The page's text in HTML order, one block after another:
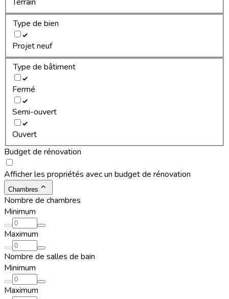
Type de bien
Projet neuf
Type de bâtiment
Fermé
Semi-ouvert
Ouvert
Budget de rénovation
Afficher les propriétés avec un budget de rénovation
Chambres
Nombre de chambres
Minimum
Maximum
Nombre de salles de bain
Minimum
Maximum